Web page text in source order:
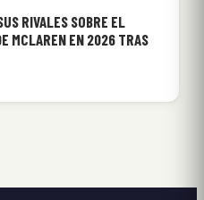
RIVALES SOBRE EL
MCLAREN EN 2026 TRAS